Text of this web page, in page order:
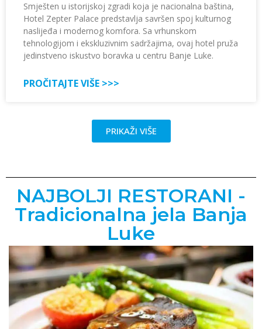
Smješten u istorijskoj zgradi koja je nacionalna baština,
Hotel Zepter Palace predstavlja savršen spoj kulturnog
naslijeđa i modernog komfora. Sa vrhunskom
tehnologijom i ekskluzivnim sadržajima, ovaj hotel pruža
jedinstveno iskustvo boravka u centru Banje Luke.
PROČITAJTE VIŠE >>>
PRIKAŽI VIŠE
NAJBOLJI RESTORANI -
Tradicionalna jela Banja
Luke